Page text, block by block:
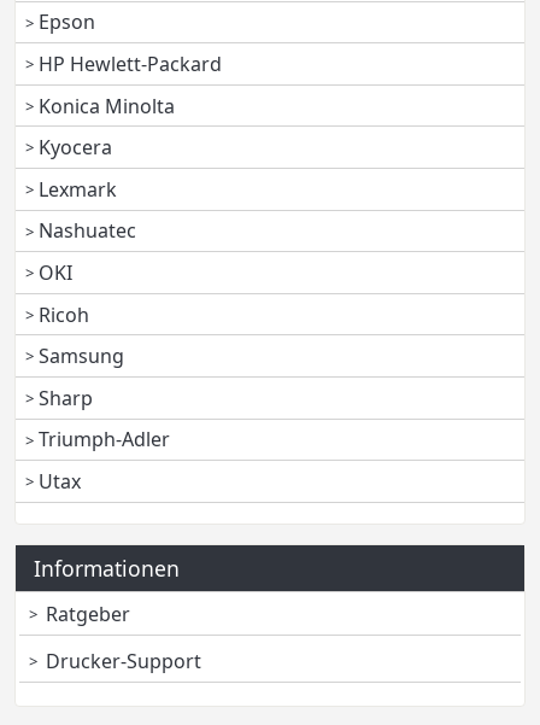
Epson
HP Hewlett-Packard
Konica Minolta
Kyocera
Lexmark
Nashuatec
OKI
Ricoh
Samsung
Sharp
Triumph-Adler
Utax
Informationen
Ratgeber
Drucker-Support